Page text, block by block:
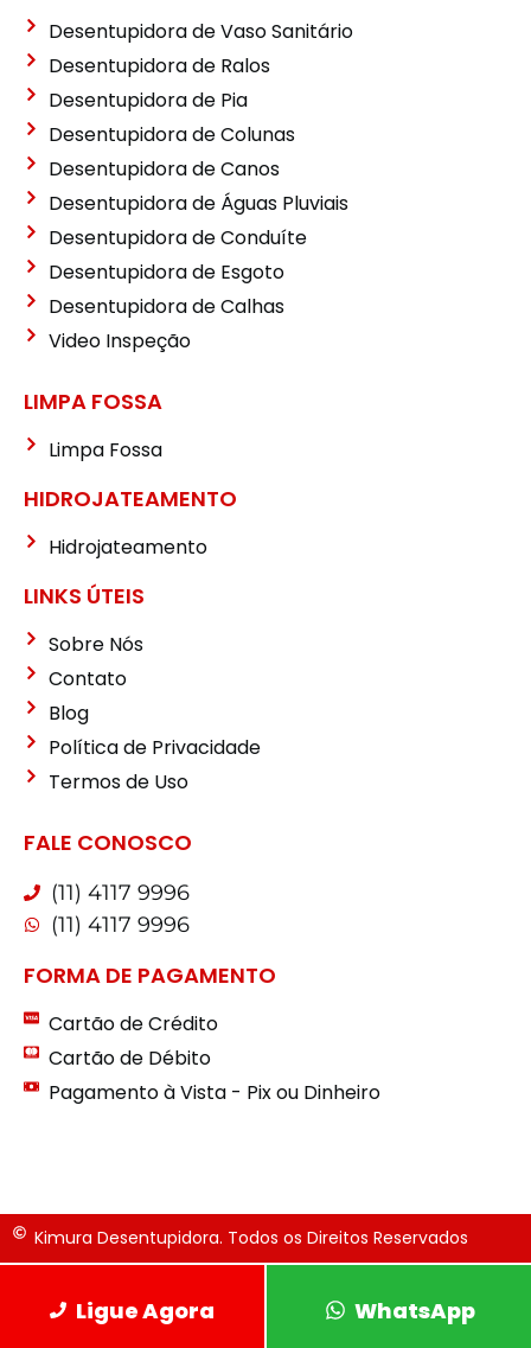
Desentupidora de Vaso Sanitário
Desentupidora de Ralos
Desentupidora de Pia
Desentupidora de Colunas
Desentupidora de Canos
Desentupidora de Águas Pluviais
Desentupidora de Conduíte
Desentupidora de Esgoto
Desentupidora de Calhas
Video Inspeção
LIMPA FOSSA
Limpa Fossa
HIDROJATEAMENTO
Hidrojateamento
LINKS ÚTEIS
Sobre Nós
Contato
Blog
Política de Privacidade
Termos de Uso
FALE CONOSCO
(11) 4117 9996
(11) 4117 9996
FORMA DE PAGAMENTO
Cartão de Crédito
Cartão de Débito
Pagamento à Vista - Pix ou Dinheiro
Kimura Desentupidora. Todos os Direitos Reservados
Ligue Agora WhatsApp